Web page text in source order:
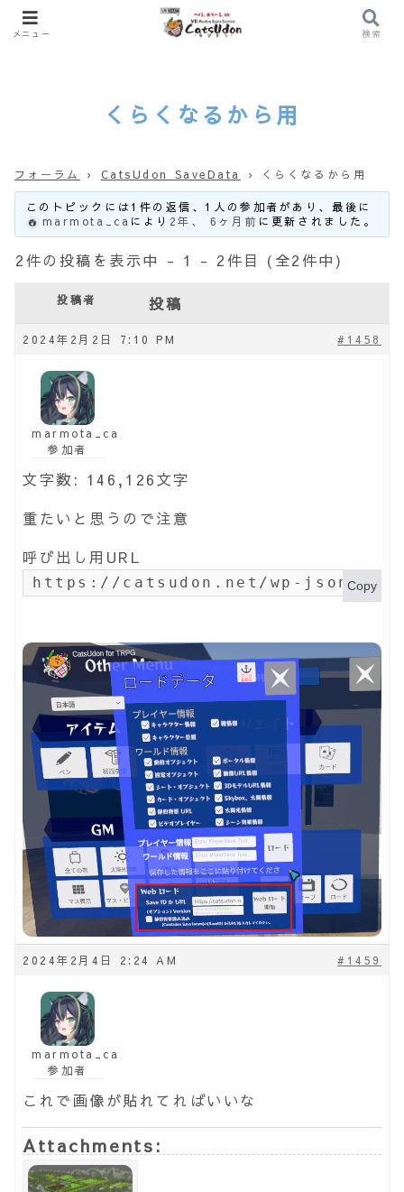
くらくなるから用
フォーラム › CatsUdon SaveData › くらくなるから用
このトピックには1件の返信、1人の参加者があり、最後に
marmota_ca により 2年、 6ヶ月前 に更新されました。
2件の投稿を表示中 - 1 - 2件目 (全2件中)
投稿者 投稿
2024年2月2日 7:10 PM #1458
marmota_ca
参加者
文字数: 146,126文字
重たいと思うので注意
呼び出し用URL
https://catsudon.net/wp-json/my-
Copy
2024年2月4日 2:24 AM #1459
marmota_ca
参加者
これで画像が貼れてればいいな
Attachments:
メニュー 検索